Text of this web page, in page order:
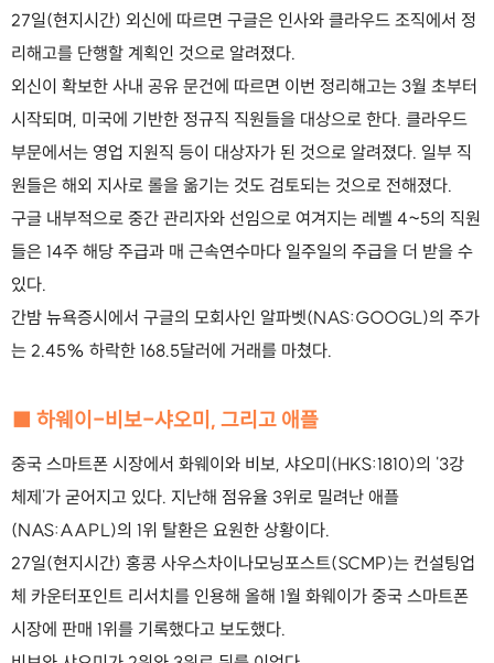
27일(현지시간) 외신에 따르면 구글은 인사와 클라우드 조직에서 정
리해고를 단행할 계획인 것으로 알려졌다.
외신이 확보한 사내 공유 문건에 따르면 이번 정리해고는 3월 초부터
시작되며, 미국에 기반한 정규직 직원들을 대상으로 한다. 클라우드
부문에서는 영업 지원직 등이 대상자가 된 것으로 알려졌다. 일부 직
원들은 해외 지사로 롤을 옮기는 것도 검토되는 것으로 전해졌다.
구글 내부적으로 중간 관리자와 선임으로 여겨지는 레벨 4~5의 직원
들은 14주 해당 주급과 매 근속연수마다 일주일의 주급을 더 받을 수
있다.
간밤 뉴욕증시에서 구글의 모회사인 알파벳(NAS:GOOGL)의 주가
는 2.45% 하락한 168.5달러에 거래를 마쳤다.
■ 하웨이-비보-샤오미, 그리고 애플
중국 스마트폰 시장에서 화웨이와 비보, 샤오미(HKS:1810)의 '3강
체제'가 굳어지고 있다. 지난해 점유율 3위로 밀려난 애플
(NAS:AAPL)의 1위 탈환은 요원한 상황이다.
27일(현지시간) 홍콩 사우스차이나모닝포스트(SCMP)는 컨설팅업
체 카운터포인트 리서치를 인용해 올해 1월 화웨이가 중국 스마트폰
시장에 판매 1위를 기록했다고 보도했다.